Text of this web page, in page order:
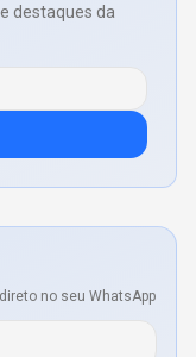
destaques da
no seu WhatsApp